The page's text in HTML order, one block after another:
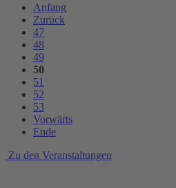
Anfang
Zurück
47
48
49
50
51
52
53
Vorwärts
Ende
Zu den Veranstaltungen